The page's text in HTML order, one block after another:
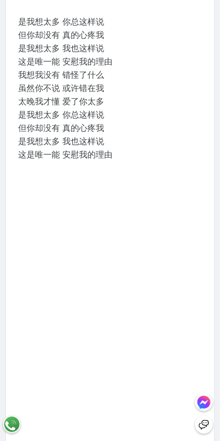
是我想太多 你总这样说
但你却没有 真的心疼我
是我想太多 我也这样说
这是唯一能 安慰我的理由
我想我没有 错怪了什么
虽然你不说 或许错在我
太晚我才懂 爱了你太多
是我想太多 你总这样说
但你却没有 真的心疼我
是我想太多 我也这样说
这是唯一能 安慰我的理由